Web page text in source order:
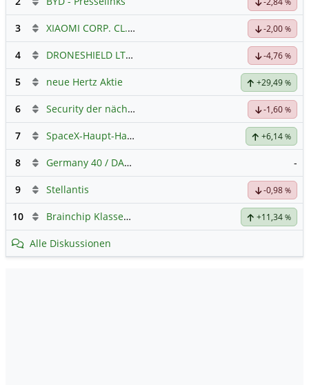
%
3 XIAOMI CORP. CL.B -2,00 %
4 DRONESHIELD LTD -4,76 %
5 neue Hertz Aktie +29,49 %
6 Security der nächsten Generation -1,60 %
7 SpaceX-Haupt-Hauptforum +6,14 %
8 Germany 40 / DAX Prognose -
9 Stellantis -0,98 %
10 Brainchip Klassengruppe +11,34 %
Alle Diskussionen